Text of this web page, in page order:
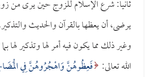
ثانياً: شرع الإسلام للزوج حين يرى من
يرضى، أن يعظها بالقرآن والحديث
وغير ذلك مما يكون فيه أمر لها وتذكير لها
الله تعالى: فَعِظُوهُنَّ وَاهْجُرُوهُنَّ فِي